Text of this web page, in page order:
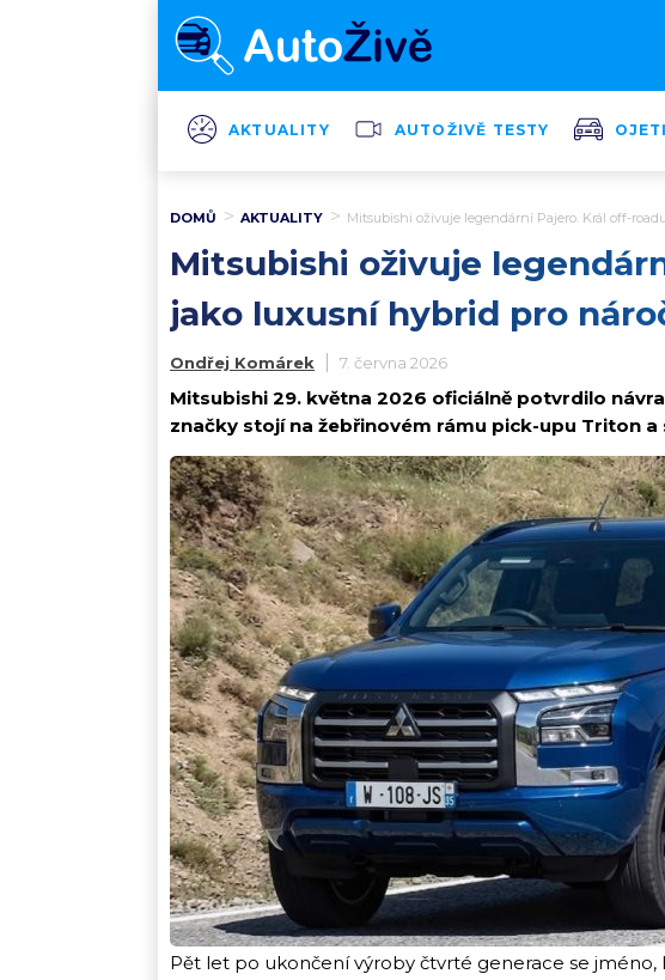
AKTUALITY AUTOŽIVĚ TESTY
DOMŮ AKTUALITY Mitsubishi oživuje legendární Pajero. Král off-
Mitsubishi oživuje
jako luxusní hybrid pro
Ondřej Komárek 7. června 2026
Mitsubishi 29. května 2026 oficiálně potvrdilo
značky stojí na žebřinovém rámu pick-upu Triton
Pět let po ukončení výroby čtvrté generace se jméno,